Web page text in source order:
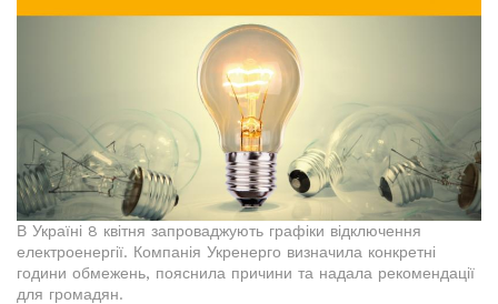
В Україні 8 квітня запроваджують графіки відключення
електроенергії. Компанія Укренерго визначила конкретні
години обмежень, пояснила причини та надала рекомендації
для громадян.